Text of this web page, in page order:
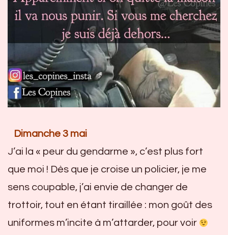
Dimanche 3 mai
J’ai la « peur du gendarme », c’est plus fort
que moi ! Dès que je croise un policier, je me
sens coupable, j’ai envie de changer de
trottoir, tout en étant tiraillée : mon goût des
uniformes m’incite à m’attarder, pour voir